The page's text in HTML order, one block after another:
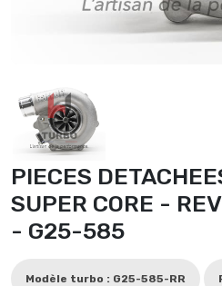
PIECES
SUPER CORE -
- G25-585
Modèle turbo : G25-585-RR